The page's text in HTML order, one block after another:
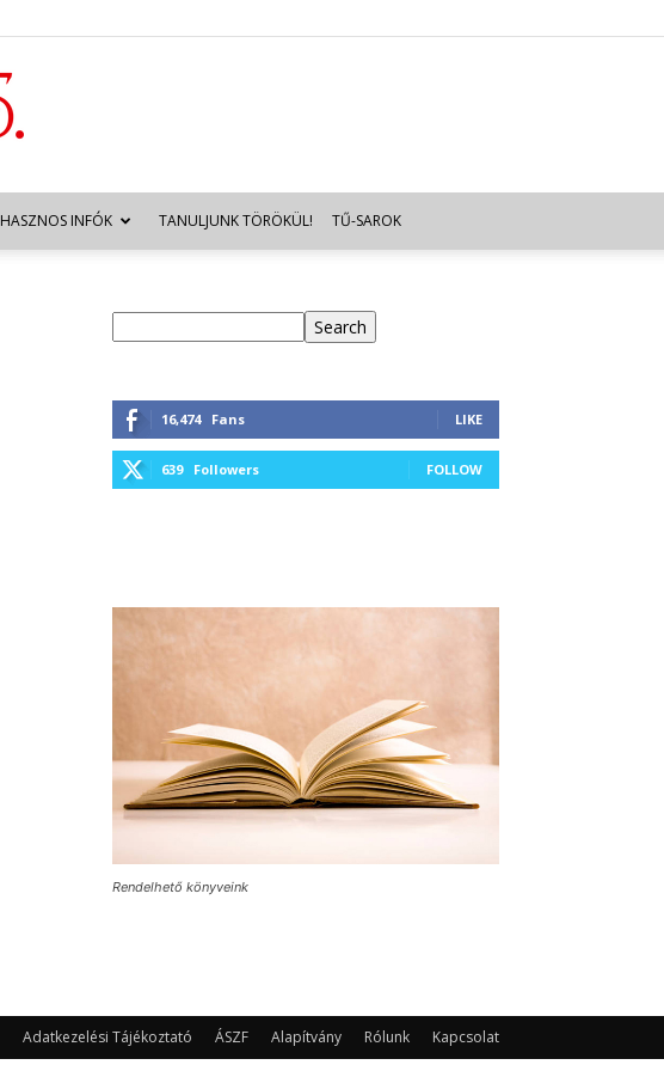
HASZNOS INFÓK TANULJUNK TÖRÖKÜL! TŰ-SAROK
Search
16,474 Fans LIKE
639 Followers FOLLOW
Rendelhető könyveink
Adatkezelési Tájékoztató ÁSZF Alapítvány Rólunk Kapcsolat